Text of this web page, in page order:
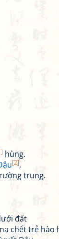
hùng.
[2],
trung.
đất
chết trẻ hào